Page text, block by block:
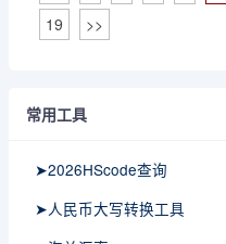
19
>>
常用工具
➤2026HScode查询
➤人民币大写转换工具